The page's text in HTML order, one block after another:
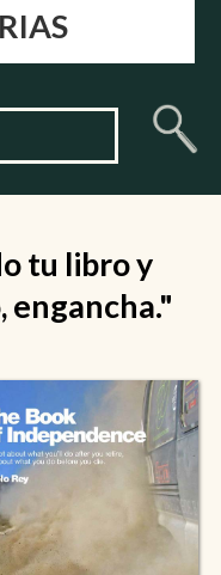
tu libro y
engancha."